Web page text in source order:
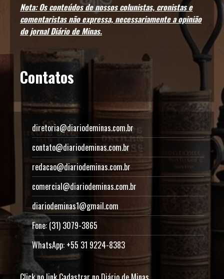
Nota: Os conteúdos de nossos colunistas, cronistas e
comentaristas não expressa, necessariamente a opinião
do jornal Diário de Minas.
Contatos
diretoria@diariodeminas.com.br
contato@diariodeminas.com.br
redacao@diariodeminas.com.br
comercial@diariodeminas.com.br
diariodeminas1@gmail.com
Fone: (31) 3079-3865
WhatsApp: +55 31 9224-8383